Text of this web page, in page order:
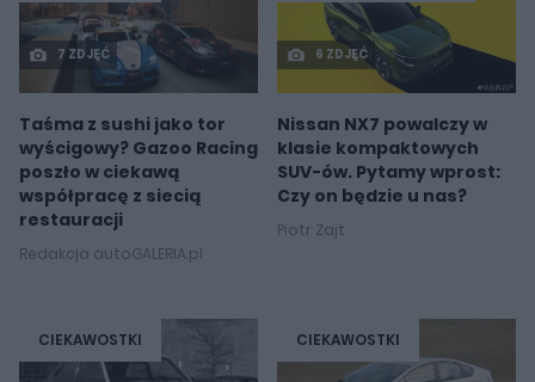
7 ZDJĘĆ
Taśma z sushi jako tor
wyścigowy? Gazoo Racing
poszło w ciekawą
współpracę z siecią
restauracji
Redakcja autoGALERIA.pl
6 ZDJĘĆ
Nissan NX7 powalczy w
klasie kompaktowych
SUV-ów. Pytamy wprost:
Czy on będzie u nas?
Piotr Zajt
CIEKAWOSTKI CIEKAWOSTKI